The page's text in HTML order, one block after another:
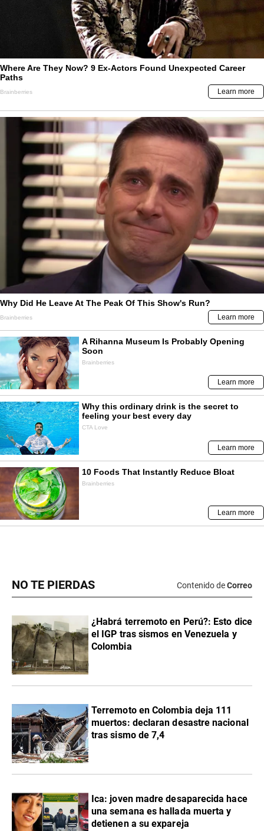
NO TE PIERDAS Contenido deCorreo
¿Habrá terremoto en Perú?: Esto dice
el IGP tras sismos en Venezuela y
Colombia
Terremoto en Colombia deja 111
muertos: declaran desastre nacional
tras sismo de 7,4
Ica: joven madre desaparecida hace
una semana es hallada muerta y
detienen a su expareja